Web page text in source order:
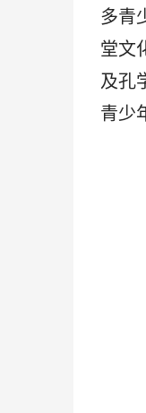
多青
堂文
及孔
青少